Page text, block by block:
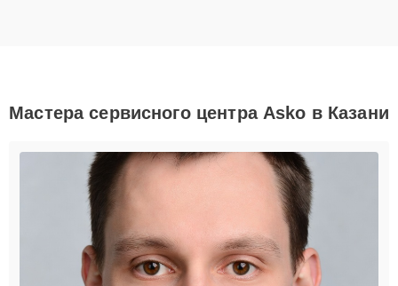
Мастера сервисного центра Asko в Казани